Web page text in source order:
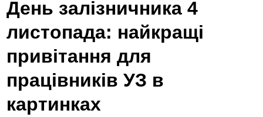
s
t
e
d
n
День залізничника 4
листопада: найкращі
привітання для
працівників УЗ в
картинках